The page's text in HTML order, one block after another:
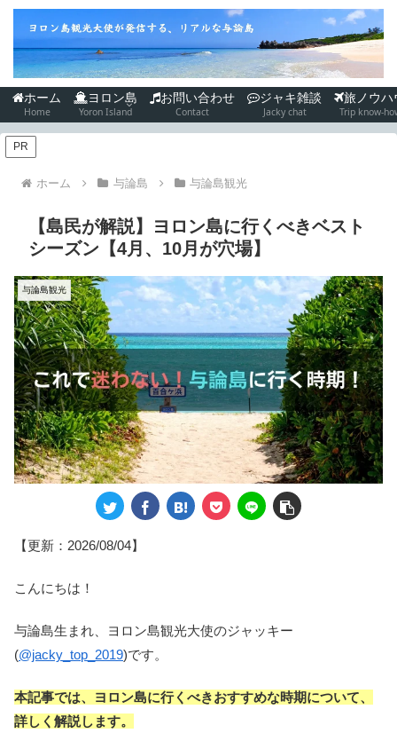
ホーム
Home
ヨロン島
Yoron Island
お問い合わせ
Contact
ジャキ雑談
Jacky chat
旅ノウハ
Trip know-
ホーム 与論島 与論島観光
PR
【島民が解説】ヨロン島に行くべきベスト
シーズン【4月、10月が穴場】
与論島観光
【更新：2026/08/04】
こんにちは！
与論島生まれ、ヨロン島観光大使のジャッキー
(@jacky_top_2019)です。
本記事では、ヨロン島に行くべきおすすめな時期について、
詳しく解説します。